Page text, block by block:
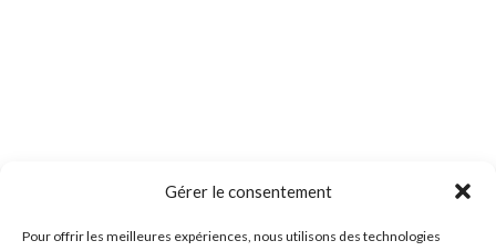
Gérer le consentement
Pour offrir les meilleures expériences, nous utilisons des technologies